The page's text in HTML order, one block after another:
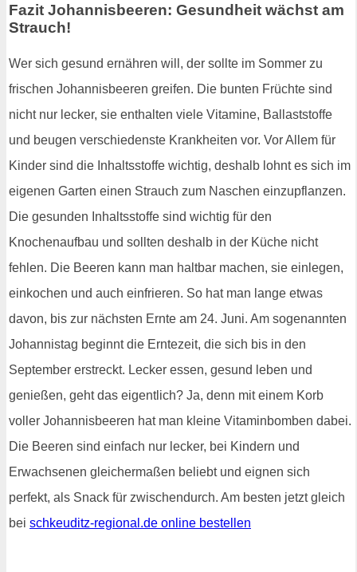
Fazit Johannisbeeren: Gesundheit wächst am
Strauch!
Wer sich gesund ernähren will, der sollte im Sommer zu
frischen Johannisbeeren greifen. Die bunten Früchte sind
nicht nur lecker, sie enthalten viele Vitamine, Ballaststoffe
und beugen verschiedenste Krankheiten vor. Vor Allem für
Kinder sind die Inhaltsstoffe wichtig, deshalb lohnt es sich im
eigenen Garten einen Strauch zum Naschen einzupflanzen.
Die gesunden Inhaltsstoffe sind wichtig für den
Knochenaufbau und sollten deshalb in der Küche nicht
fehlen. Die Beeren kann man haltbar machen, sie einlegen,
einkochen und auch einfrieren. So hat man lange etwas
davon, bis zur nächsten Ernte am 24. Juni. Am sogenannten
Johannistag beginnt die Erntezeit, die sich bis in den
September erstreckt. Lecker essen, gesund leben und
genießen, geht das eigentlich? Ja, denn mit einem Korb
voller Johannisbeeren hat man kleine Vitaminbomben dabei.
Die Beeren sind einfach nur lecker, bei Kindern und
Erwachsenen gleichermaßen beliebt und eignen sich
perfekt, als Snack für zwischendurch. Am besten jetzt gleich
bei schkeuditz-regional.de online bestellen